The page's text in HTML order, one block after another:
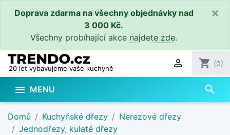
Doprava zdarma na všechny objednávky nad
3 000 Kč.
Všechny probíhající akce najdete zde.
×
20 let vybavujeme vaše kuchyně  shopping_cart (0)
 MENU search
Domů Kuchyňské dřezy
Nerezové dřezy
Jednodřezy, kulaté dřezy